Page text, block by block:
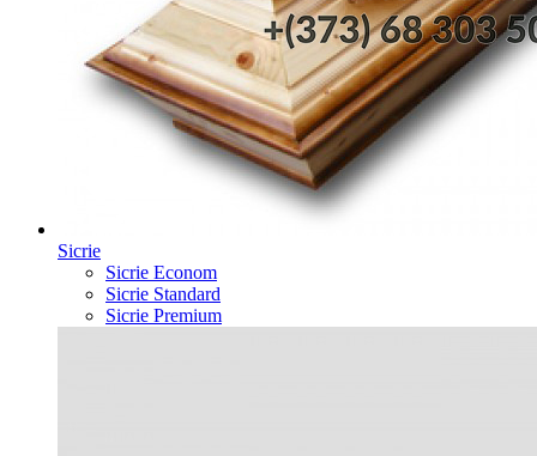
Sicrie
Sicrie Econom
Sicrie Standard
Sicrie Premium